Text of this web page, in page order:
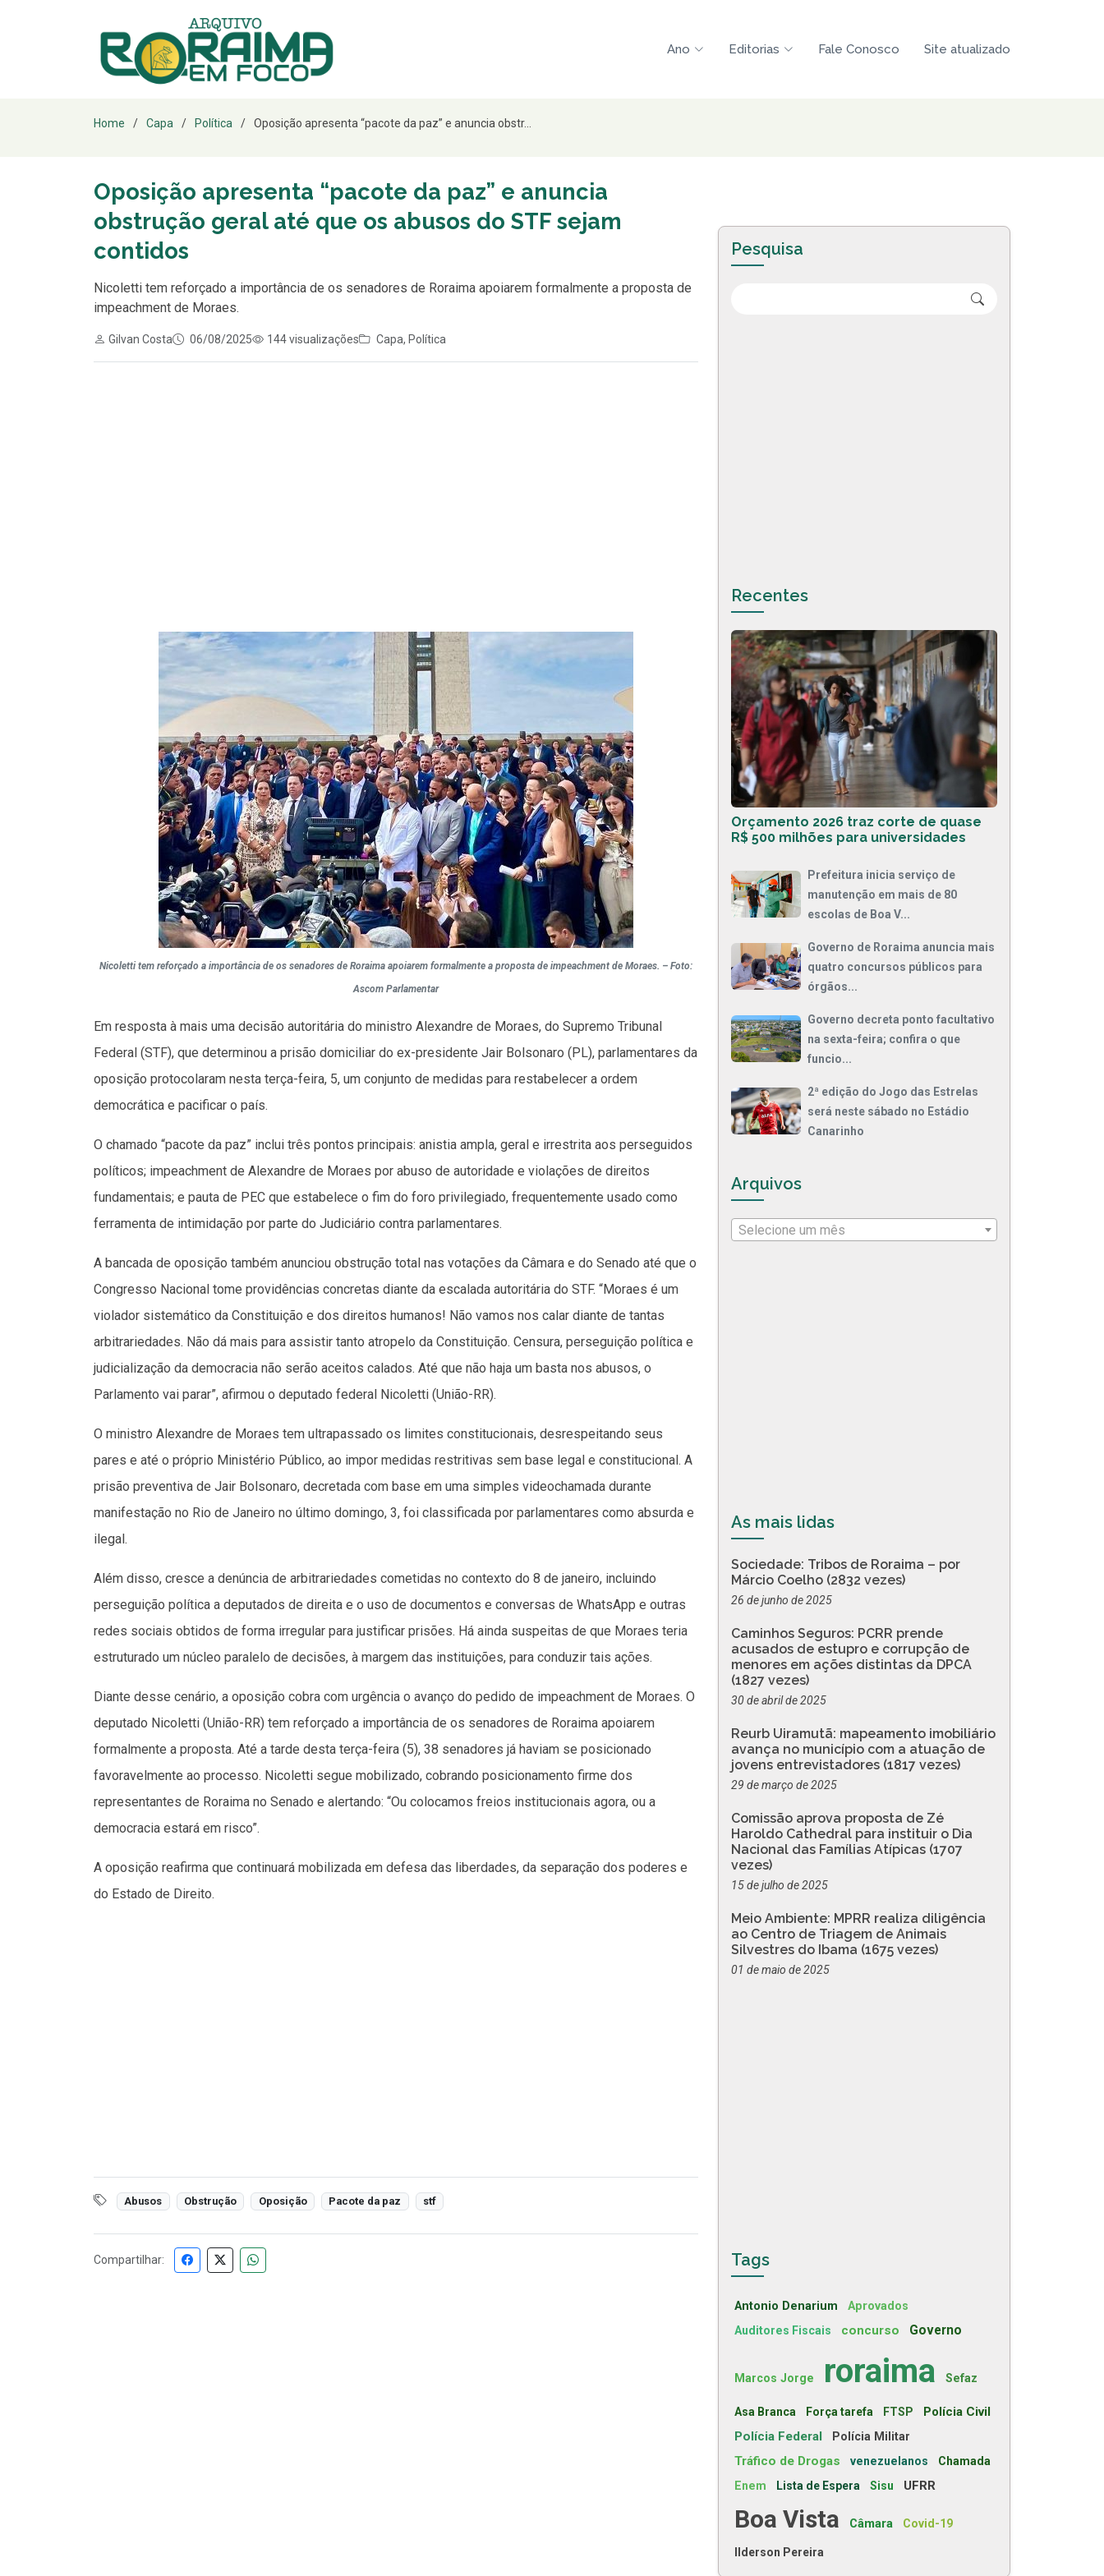
Ano Editorias Fale Conosco Site atualizado
Home Capa Política Oposição apresenta “pacote da paz” e anuncia obstr...
Oposição apresenta “pacote da paz” e anuncia
obstrução geral até que os abusos do STF sejam
contidos
Nicoletti tem reforçado a importância de os senadores de Roraima apoiarem formalmente a proposta de
impeachment de Moraes.
Gilvan Costa 06/08/2025 144 visualizações Capa, Política
Nicoletti tem reforçado a importância de os senadores de Roraima apoiarem formalmente a proposta de impeachment de Moraes. – Foto:
Ascom Parlamentar
Em resposta à mais uma decisão autoritária do ministro Alexandre de Moraes, do Supremo Tribunal
Federal (STF), que determinou a prisão domiciliar do ex-presidente Jair Bolsonaro (PL), parlamentares da
oposição protocolaram nesta terça-feira, 5, um conjunto de medidas para restabelecer a ordem
democrática e pacificar o país.
O chamado “pacote da paz” inclui três pontos principais: anistia ampla, geral e irrestrita aos perseguidos
políticos; impeachment de Alexandre de Moraes por abuso de autoridade e violações de direitos
fundamentais; e pauta de PEC que estabelece o fim do foro privilegiado, frequentemente usado como
ferramenta de intimidação por parte do Judiciário contra parlamentares.
A bancada de oposição também anunciou obstrução total nas votações da Câmara e do Senado até que o
Congresso Nacional tome providências concretas diante da escalada autoritária do STF. “Moraes é um
violador sistemático da Constituição e dos direitos humanos! Não vamos nos calar diante de tantas
arbitrariedades. Não dá mais para assistir tanto atropelo da Constituição. Censura, perseguição política e
judicialização da democracia não serão aceitos calados. Até que não haja um basta nos abusos, o
Parlamento vai parar”, afirmou o deputado federal Nicoletti (União-RR).
O ministro Alexandre de Moraes tem ultrapassado os limites constitucionais, desrespeitando seus
pares e até o próprio Ministério Público, ao impor medidas restritivas sem base legal e constitucional. A
prisão preventiva de Jair Bolsonaro, decretada com base em uma simples videochamada durante
manifestação no Rio de Janeiro no último domingo, 3, foi classificada por parlamentares como absurda e
ilegal.
Além disso, cresce a denúncia de arbitrariedades cometidas no contexto do 8 de janeiro, incluindo
perseguição política a deputados de direita e o uso de documentos e conversas de WhatsApp e outras
redes sociais obtidos de forma irregular para justificar prisões. Há ainda suspeitas de que Moraes teria
estruturado um núcleo paralelo de decisões, à margem das instituições, para conduzir tais ações.
Diante desse cenário, a oposição cobra com urgência o avanço do pedido de impeachment de Moraes. O
deputado Nicoletti (União-RR) tem reforçado a importância de os senadores de Roraima apoiarem
formalmente a proposta. Até a tarde desta terça-feira (5), 38 senadores já haviam se posicionado
favoravelmente ao processo. Nicoletti segue mobilizado, cobrando posicionamento firme dos
representantes de Roraima no Senado e alertando: “Ou colocamos freios institucionais agora, ou a
democracia estará em risco”.
A oposição reafirma que continuará mobilizada em defesa das liberdades, da separação dos poderes e
do Estado de Direito.
Abusos Obstrução Oposição Pacote da paz stf
Compartilhar:
Pesquisa
Recentes
Orçamento 2026 traz corte de quase
R$ 500 milhões para universidades
Prefeitura inicia serviço de
manutenção em mais de 80
escolas de Boa V...
Governo de Roraima anuncia mais
quatro concursos públicos para
órgãos...
Governo decreta ponto facultativo
na sexta-feira; confira o que
funcio...
2ª edição do Jogo das Estrelas
será neste sábado no Estádio
Canarinho
Arquivos
Selecione um mês
As mais lidas
Sociedade: Tribos de Roraima – por
Márcio Coelho (2832 vezes)
26 de junho de 2025
Caminhos Seguros: PCRR prende
acusados de estupro e corrupção de
menores em ações distintas da DPCA
(1827 vezes)
30 de abril de 2025
Reurb Uiramutã: mapeamento imobiliário
avança no município com a atuação de
jovens entrevistadores (1817 vezes)
29 de março de 2025
Comissão aprova proposta de Zé
Haroldo Cathedral para instituir o Dia
Nacional das Famílias Atípicas (1707
vezes)
15 de julho de 2025
Meio Ambiente: MPRR realiza diligência
ao Centro de Triagem de Animais
Silvestres do Ibama (1675 vezes)
01 de maio de 2025
Tags
Antonio Denarium Aprovados
Auditores Fiscais concurso Governo
Marcos Jorge roraima Sefaz
Asa Branca Força tarefa FTSP
Polícia Civil
Polícia Federal
Polícia Militar
Tráfico de Drogas venezuelanos
Chamada
Enem
Lista de Espera Sisu UFRR
Boa Vista Câmara Covid-19
Ilderson Pereira